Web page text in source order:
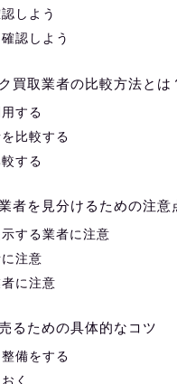
しよう
認しよう
買取業者の比較方法とは
する
比較する
する
者を見分けるための注意
する業者に注意
注意
に注意
るための具体的なコツ
備をする
く